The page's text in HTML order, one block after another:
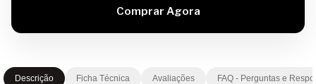
Descrição Ficha Técnica Avaliações FAQ - Perguntas e